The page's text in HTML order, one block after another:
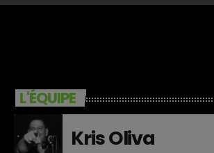
L'ÉQUIPE
Kris Oliva